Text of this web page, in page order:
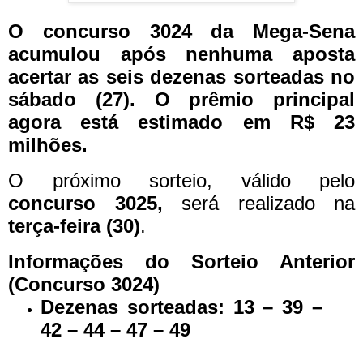
O concurso 3024 da Mega-Sena
acumulou após nenhuma aposta
acertar as seis dezenas sorteadas no
sábado (27). O prêmio principal
agora está estimado em R$ 23
milhões.
O próximo sorteio, válido pelo
concurso 3025, será realizado na
terça-feira (30).
Informações do Sorteio Anterior
(Concurso 3024)
Dezenas sorteadas: 13 – 39 –
42 – 44 – 47 – 49